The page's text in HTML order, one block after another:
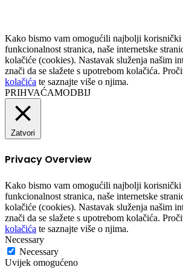
Kako bismo vam omogućili najbolji
funkcionalnost stranica, naše internetske
kolačiće (cookies). Nastavak služenja našim
znači da se slažete s upotrebom kolačića.
kolačića te saznajte više o njima.
PRIHVAĆAMODBIJ
Zatvori
Privacy Overview
Kako bismo vam omogućili najbolji
funkcionalnost stranica, naše internetske
kolačiće (cookies). Nastavak služenja našim
znači da se slažete s upotrebom kolačića.
kolačića te saznajte više o njima.
Necessary
Necessary
Uvijek omogućeno